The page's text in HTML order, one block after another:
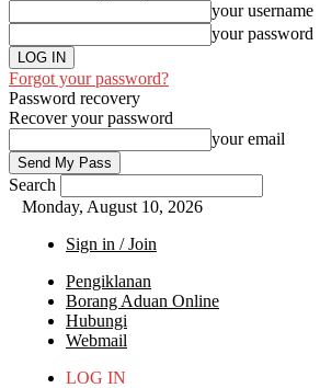
your username
your password
Forgot your password?
Password recovery
Recover your password
your email
Search
Monday, August 10, 2026
Sign in / Join
Pengiklanan
Borang Aduan Online
Hubungi
Webmail
LOG IN